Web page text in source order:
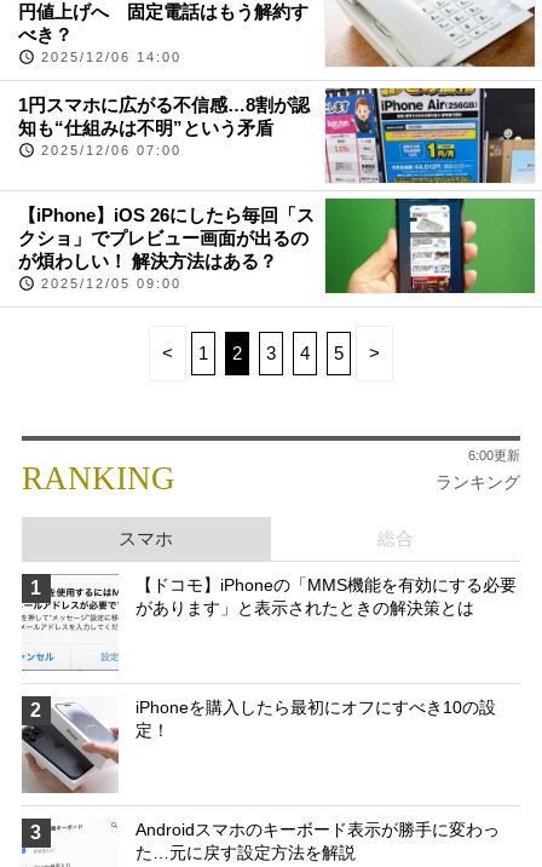
円値上げへ 固定電話はもう解約す
べき？
2025/12/06 14:00
1円スマホに広がる不信感…8割が認
知も“仕組みは不明”という矛盾
2025/12/06 07:00
【iPhone】iOS 26にしたら毎回「ス
クショ」でプレビュー画面が出るの
が煩わしい！ 解決方法はある？
2025/12/05 09:00
< 1 2 3 4 5 >
RANKING ランキング
6:00更新
スマホ 総合
1
【ドコモ】iPhoneの「MMS機能を有効にする必要
があります」と表示されたときの解決策とは
2
iPhoneを購入したら最初にオフにすべき10の設
定！
3
Androidスマホのキーボード表示が勝手に変わっ
た…元に戻す設定方法を解説